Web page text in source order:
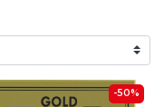
-50%